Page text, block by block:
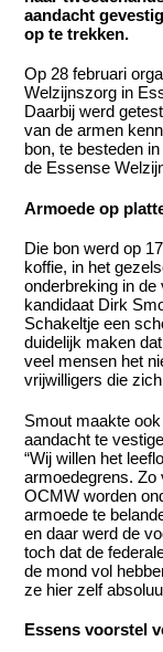
aandacht
op te trekken.
Op 28 februari
Welzijnszorg in
Daarbij werd
van de armen
bon, te besteden
de Essense
Armoede op
Die bon werd op
koffie, in het
onderbreking in
kandidaat Dirk
Schakeltje een
duidelijk maken
veel mensen het
vrijwilligers die
Smout maakte
aandacht te
“Wij willen het
armoedegrens. Zo
OCMW worden
armoede te
en daar werd de
toch dat de
de mond vol
ze hier zelf
Essens voorstel